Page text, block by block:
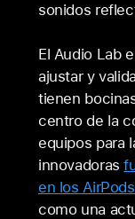
sonidos
El Audio Lab
ajustar y
tienen
centro de la
equipos para
innovadoras
en los
como una